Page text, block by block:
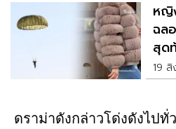
หญิ
ฉล
สุด
19
ดราม่าดังกล่าวโด่งดังไป